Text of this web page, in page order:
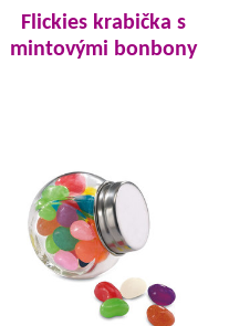
Flickies krabička s
mintovými bonbony